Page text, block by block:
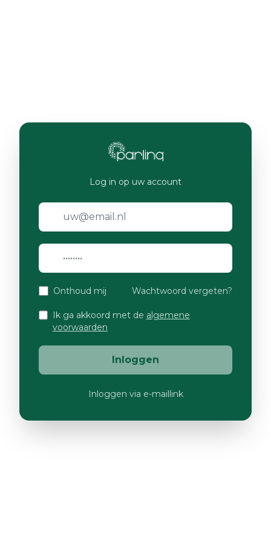
Log in op uw account
Onthoud mij Wachtwoord vergeten?
Ik ga akkoord met de algemene
voorwaarden
Inloggen
Inloggen via e-maillink